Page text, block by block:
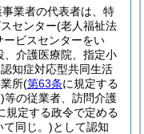
業者の代表者は、特
センター(老人福祉法
ビスセンターをい
、介護医療院、指定小
知症対応型共同生活
所(第63条に規定する
等の従業者、訪問介護
規定する政令で定める
て同じ。)として認知